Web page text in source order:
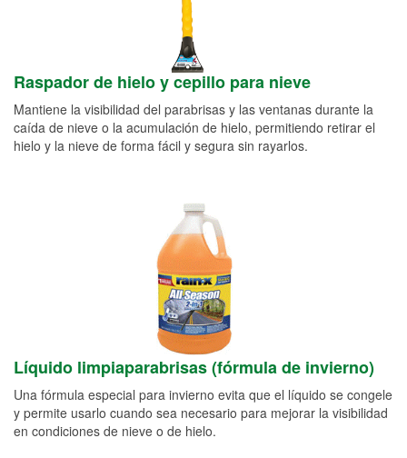
Raspador de hielo y cepillo para nieve
Mantiene la visibilidad del parabrisas y las ventanas durante la
caída de nieve o la acumulación de hielo, permitiendo retirar el
hielo y la nieve de forma fácil y segura sin rayarlos.
Líquido limpiaparabrisas (fórmula de invierno)
Una fórmula especial para invierno evita que el líquido se congele
y permite usarlo cuando sea necesario para mejorar la visibilidad
en condiciones de nieve o de hielo.